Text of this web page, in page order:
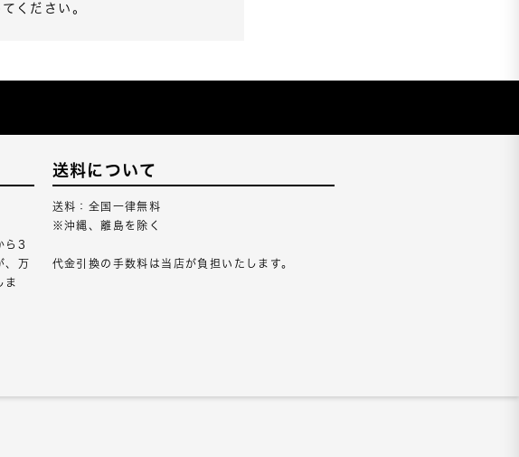
ください。
ら3
、万
ま
送料について
送料：全国一律無料
※沖縄、離島を除く
代金引換の手数料は当店が負担いたします。